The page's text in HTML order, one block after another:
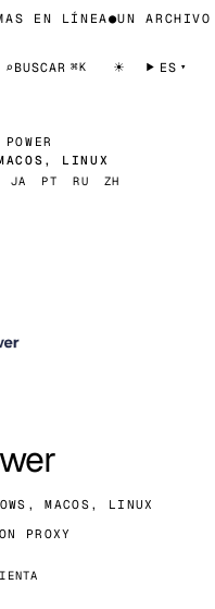
EN LÍNEA●UN ARCHIVO
⌕ BUSCAR ⌘K ☀ ES
LINUX
JA PT RU ZH
MACOS, LINUX
PROXY